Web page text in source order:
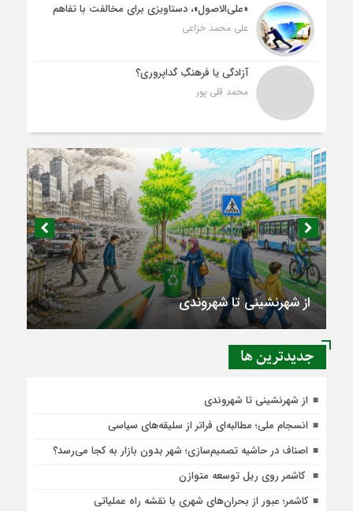
«علی‌الاصول»، دستاویزی برای مخالفت با تفاهم
علی محمد خزاعی
آزادگی یا فرهنگِ گداپروری؟
محمد قلی پور
از شهرنشینی تا شهروندی
جديدترين ها
از شهرنشینی تا شهروندی
انسجام ملی؛ مطالبه‌ای فراتر از سلیقه‌های سیاسی
اصناف در حاشیه تصمیم‌سازی؛ شهر بدون بازار به کجا می‌رسد؟
کاشمر روی ریل توسعه متوازن
کاشمر؛ عبور از بحران‌های شهری با نقشه راه عملیاتی